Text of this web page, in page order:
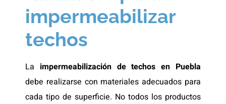
impermeabilizar
techos
La impermeabilización de techos en Puebla
debe realizarse con materiales adecuados para
cada tipo de superficie. No todos los productos